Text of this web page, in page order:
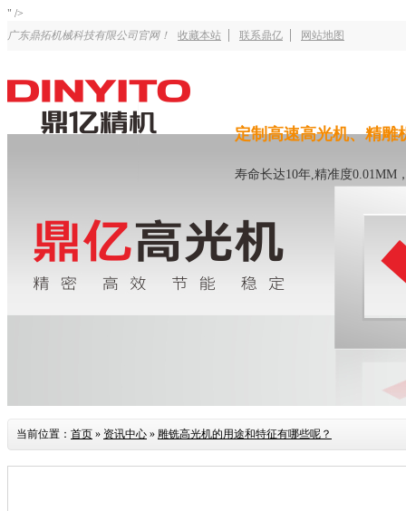
" />
广东鼎拓机械科技有限公司官网！
收藏本站 联系鼎亿 网站地图
定制高速高光机、精雕
寿命长达10年,精准度0.01MM
当前位置： 首页 » 资讯中心 » 雕铣高光机的用途和特征有哪些呢？